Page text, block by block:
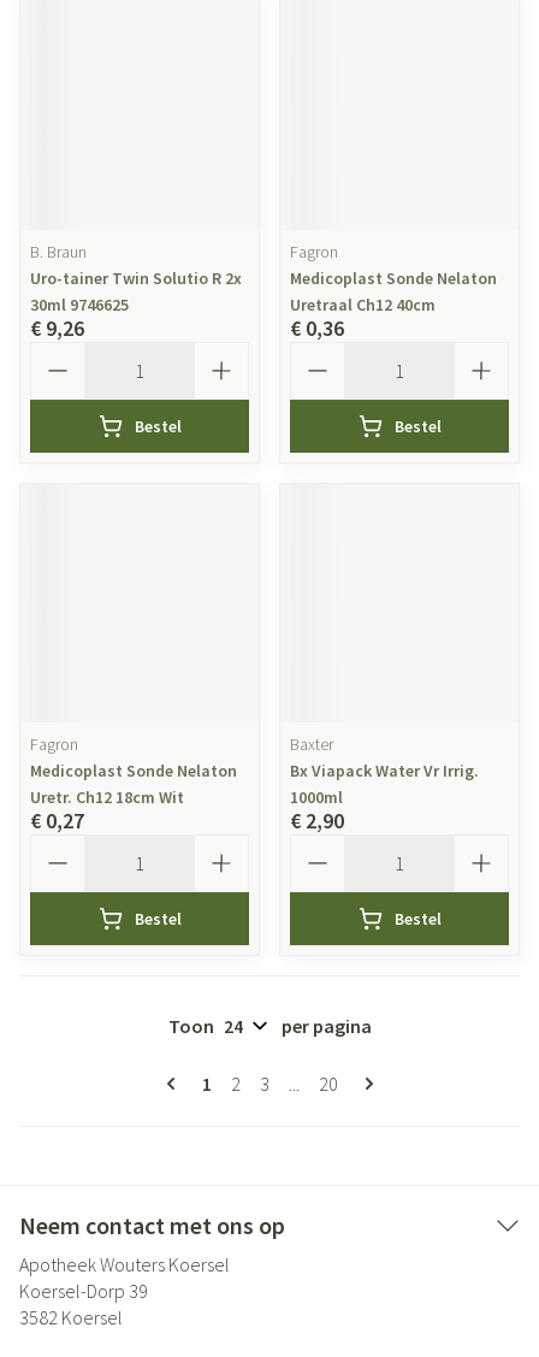
B. Braun
Uro-tainer Twin Solutio R 2x
30ml 9746625
€ 9,26
Bestel
Fagron
Medicoplast Sonde Nelaton
Uretraal Ch12 40cm
€ 0,36
Bestel
Fagron
Medicoplast Sonde Nelaton
Uretr. Ch12 18cm Wit
€ 0,27
Bestel
Baxter
Bx Viapack Water Vr Irrig.
1000ml
€ 2,90
Bestel
Pagina's
U lees momenteel pagina
1 Pagina
2 Pagina
3 ... Pagina
20
Toon per pagina
Neem contact met ons op
Apotheek Wouters Koersel
Koersel-Dorp 39
3582 Koersel